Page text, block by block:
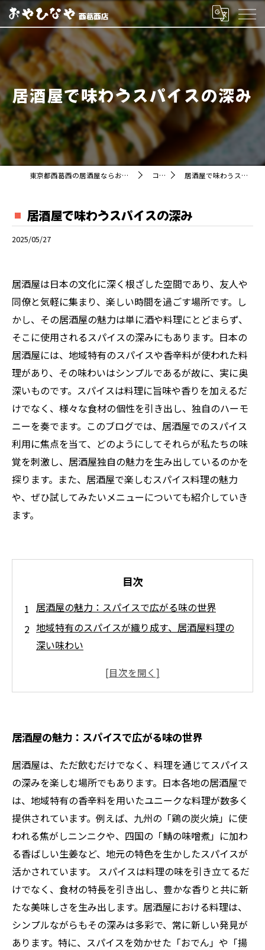
居酒屋で味わうスパイスの深み
東京都西葛西の居酒屋ならおやひなや 西葛西店 コラム 居酒屋で味わうスパイスの深み
居酒屋で味わうスパイスの深み
2025/05/27
居酒屋は日本の文化に深く根ざした空間であり、友人や
同僚と気軽に集まり、楽しい時間を過ごす場所です。し
かし、その居酒屋の魅力は単に酒や料理にとどまらず、
そこに使用されるスパイスの深みにもあります。日本の
居酒屋には、地域特有のスパイスや香辛料が使われた料
理があり、その味わいはシンプルであるが故に、実に奥
深いものです。スパイスは料理に旨味や香りを加えるだ
けでなく、様々な食材の個性を引き出し、独自のハーモ
ニーを奏でます。このブログでは、居酒屋でのスパイス
利用に焦点を当て、どのようにしてそれらが私たちの味
覚を刺激し、居酒屋独自の魅力を生み出しているのかを
探ります。また、居酒屋で楽しむスパイス料理の魅力
や、ぜひ試してみたいメニューについても紹介していき
ます。
目次
居酒屋の魅力：スパイスで広がる味の世界
地域特有のスパイスが織り成す、居酒屋料理の
深い味わい
スパイスのハーモニー：居酒屋の料理が魅せる
一杯の酒と共に、スパイスが生み出す居酒屋の
楽しさ
晩酌がもっと特別に！試したいスパイス料理の
おすすめ
居酒屋で感じるスパイスの深み：味覚の旅路の
終わり
居酒屋の魅力：スパイスで広がる味の世界
居酒屋は、ただ飲むだけでなく、料理を通じてスパイス
の深みを楽しむ場所でもあります。日本各地の居酒屋で
は、地域特有の香辛料を用いたユニークな料理が数多く
提供されています。例えば、九州の「鶏の炭火焼」に使
われる焦がしニンニクや、四国の「鯖の味噌煮」に加わ
る香ばしい生姜など、地元の特色を生かしたスパイスが
活かされています。 スパイスは料理の味を引き立てるだ
けでなく、食材の特長を引き出し、豊かな香りと共に新
たな美味しさを生み出します。居酒屋における料理は、
シンプルながらもその深みは多彩で、常に新しい発見が
あります。特に、スパイスを効かせた「おでん」や「揚